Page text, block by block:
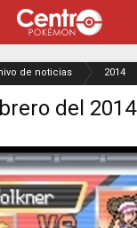
de noticias 2014
del 2014